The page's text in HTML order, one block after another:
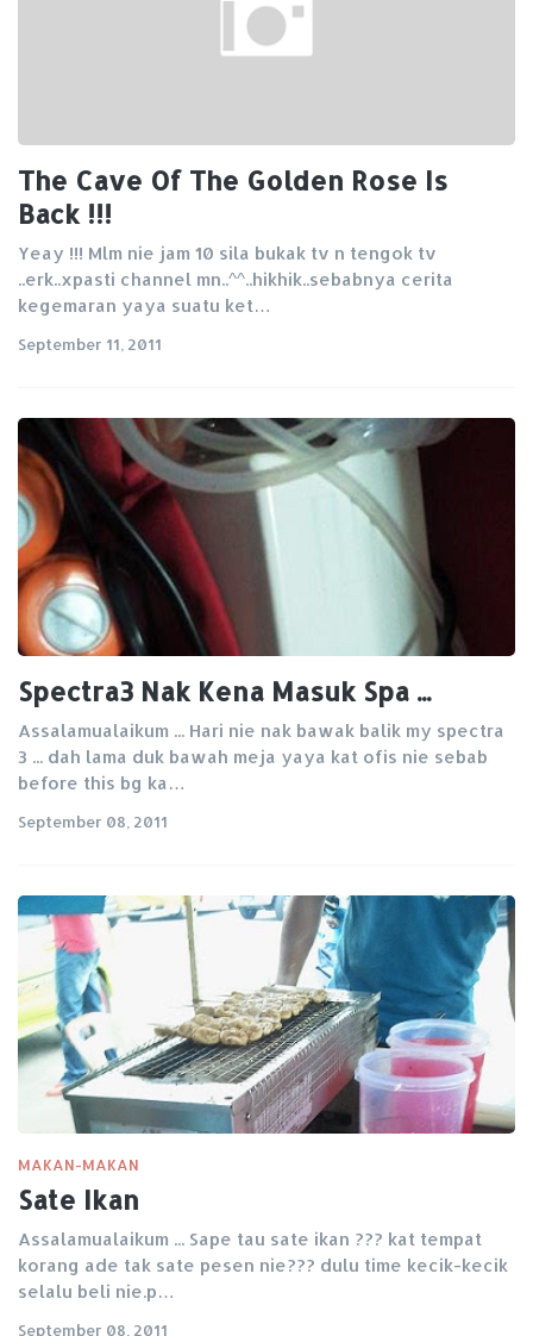
The Cave Of The Golden Rose Is
Back !!!
Yeay !!! Mlm nie jam 10 sila bukak tv n tengok tv
..erk..xpasti channel mn..^^..hikhik..sebabnya cerita
kegemaran yaya suatu ket…
September 11, 2011
Spectra3 Nak Kena Masuk Spa ...
Assalamualaikum ... Hari nie nak bawak balik my spectra
3 ... dah lama duk bawah meja yaya kat ofis nie sebab
before this bg ka…
September 08, 2011
MAKAN-MAKAN
Sate Ikan
Assalamualaikum ... Sape tau sate ikan ??? kat tempat
korang ade tak sate pesen nie??? dulu time kecik-kecik
selalu beli nie.p…
September 08, 2011